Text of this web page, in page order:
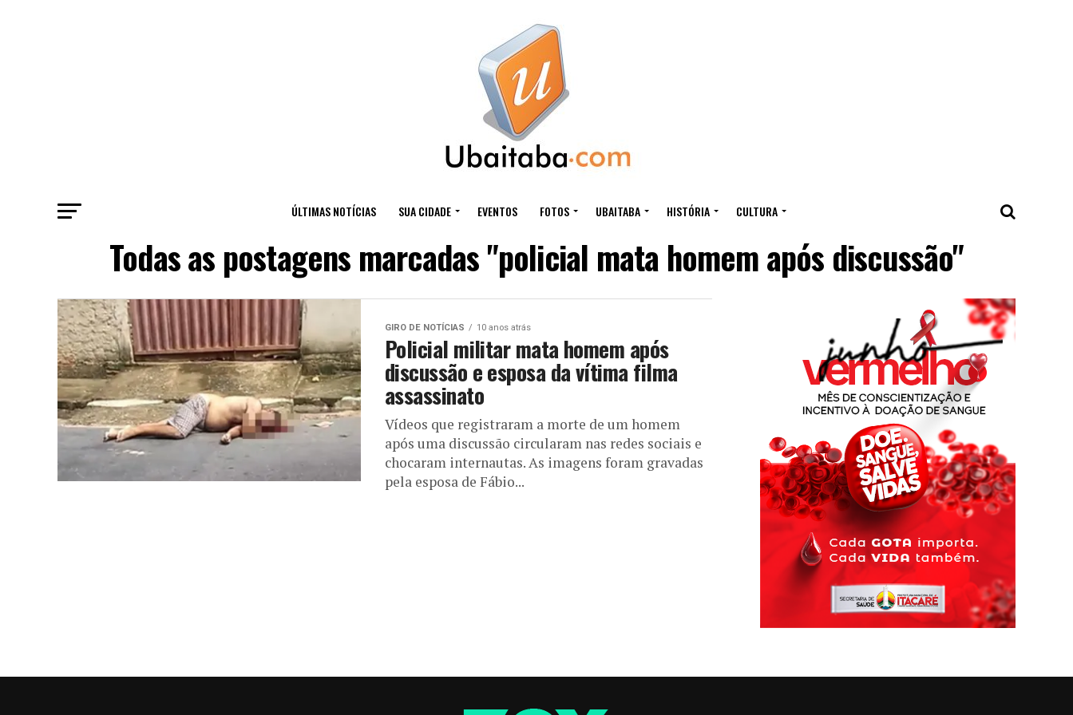
ÚLTIMAS NOTÍCIAS SUA CIDADE EVENTOS FOTOS UBAITABA HISTÓRIA CULTURA
Todas as postagens marcadas "policial mata homem após discussão"
GIRO DE NOTÍCIAS 10 anos atrás
Policial militar mata homem após
discussão e esposa da vítima filma
assassinato
Vídeos que registraram a morte de um homem
após uma discussão circularam nas redes sociais e
chocaram internautas. As imagens foram gravadas
pela esposa de Fábio...